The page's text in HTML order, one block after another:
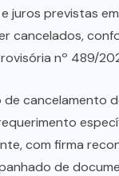
juros previstas
cancelados,
nº 489/
de cancelamento
com firma
de